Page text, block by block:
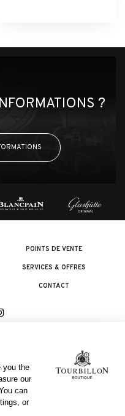
?
POINTS DE VENTE
SERVICES & OFFRES
CONTACT